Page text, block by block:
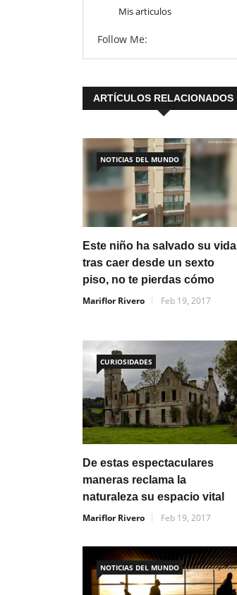
Mis articulos
Follow Me:
ARTÍCULOS RELACIONADOS
NOTICIAS DEL MUNDO
Este niño ha salvado su vida
tras caer desde un sexto
piso, no te pierdas cómo
Mariflor Rivero
Feb 19, 2017
CURIOSIDADES
De estas espectaculares
maneras reclama la
naturaleza su espacio vital
Mariflor Rivero
Feb 19, 2017
NOTICIAS DEL MUNDO